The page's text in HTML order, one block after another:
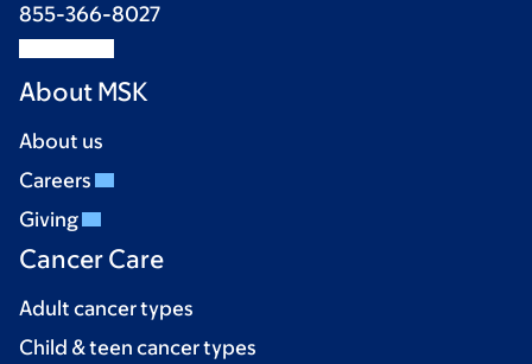
855-366-8027
About MSK
About us
Careers
Giving
Cancer Care
Adult cancer types
Child & teen cancer types